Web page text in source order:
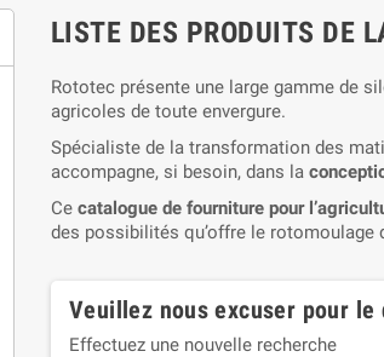
LISTE DES PRODUITS DE
Rototec présente une large gamme de
agricoles de toute envergure.
Spécialiste de la transformation des
accompagne, si besoin, dans la
Ce catalogue de fourniture pour
des possibilités qu’offre le rotomoulage
Veuillez nous excuser pour le
Effectuez une nouvelle recherche